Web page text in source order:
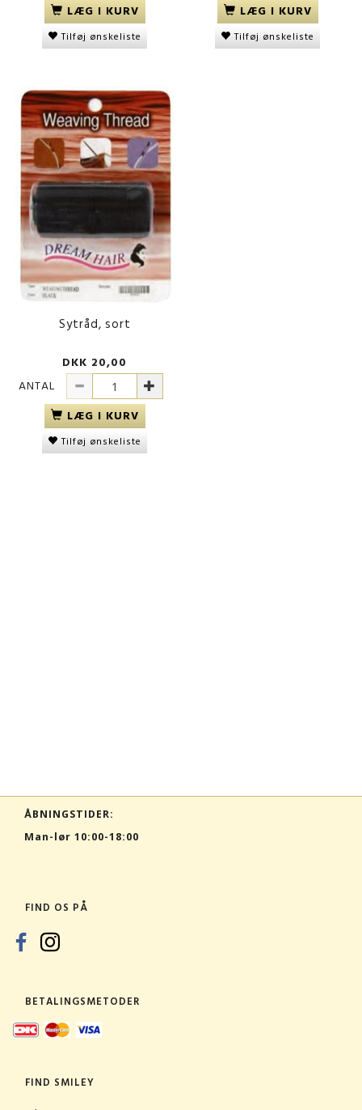
LÆG I KURV
Tilføj ønskeliste
LÆG I KURV
Tilføj ønskeliste
Sytråd, sort
DKK 20,00
ANTAL
LÆG I KURV
Tilføj ønskeliste
ÅBNINGSTIDER:
Man-lør 10:00-18:00
FIND OS PÅ
BETALINGSMETODER
FIND SMILEY